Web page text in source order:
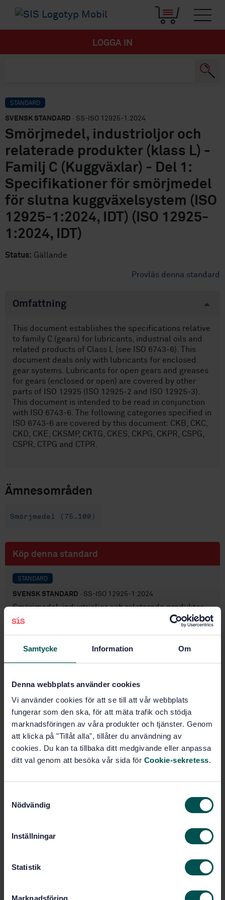
Samtycke Information Om
Denna webbplats använder cookies
Vi använder cookies för att se till att vår webbplats
fungerar som den ska, för att mäta trafik och stödja
marknadsföringen av våra produkter och tjänster. Genom
att klicka på "Tillåt alla", tillåter du användning av
cookies. Du kan ta tillbaka ditt medgivande eller anpassa
ditt val genom att besöka vår sida för Cookie-sekretess.
Nödvändig
Inställningar
Statistik
Marknadsföring
LOGGA IN
STANDARD
SVENSK STANDARD · SS-ISO 12925-1:2024
Smörjmedel, industrioljor och
relaterade produkter (klass L) -
Familj C (Kuggväxlar) - Del 1:
Specifikationer för smörjmedel
för slutna kuggväxelsystem (ISO
12925-1:2024, IDT) (ISO 12925-
1:2024, IDT)
Status: Gällande
Provläs denna standard
Omfattning
This document establishes the specifications relative
to family C (gears) for lubricants, industrial oils and
related products of Class L (see ISO 6743-6). This
document deals only with lubricants for enclosed
gear systems. Lubricants for open gears and greases
for gears (enclosed or open) are covered by other
parts of ISO 12925 (ISO 12925-2 and ISO 12925-3).
This document is intended to be read in conjunction
with ISO 6743-6. The following categories specified in
ISO 6743-6 are covered by this document: CKB, CKC,
CKD, CKE, CKSMP, CKTG, CKES, CKPG, CKPR, CSPG,
CSPR, CTPG and CTPR.
Ämnesområden
Smörjmedel (75.100)
Köp denna standard
STANDARD
SVENSK STANDARD · SS-ISO 12925-1:2024
Smörjmedel, industrioljor och relaterade produkter
(klass L) - Familj C (Kuggväxlar) - Del 1:
1:2024, IDT)
PDF
Lägg i varukorgen
Fler alternativ
Språk:
Internationell titel:
Lubricants, industrial
Specifications for lubricants for
1:2024, IDT) (ISO 12925-1:2024, IDT)